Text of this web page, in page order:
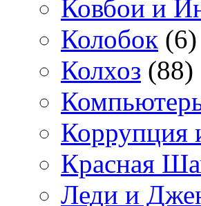
Ковбои и
Колобок (6)
Колхоз (88)
Коррупция
Красная
Леди и